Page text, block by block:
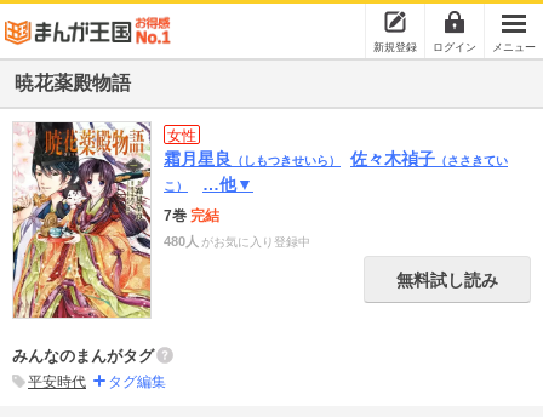
新規登録 ログイン メニュー
暁花薬殿物語
女性
霜月星良 （しもつきせいら） 佐々木禎子 （ささきてい
こ）
…他▼
7巻 完結
480人 がお気に入り登録中
無料試し読み
みんなのまんがタグ
平安時代 タグ編集